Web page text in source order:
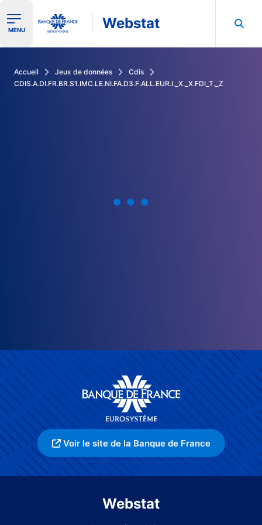
Ouvrir le menu de navigation
MENU Webstat
Accueil Jeux de données
Cdis
CDIS.A.DI.FR.BR.S1.IMC.LE.NI.FA.D3.F.ALL.EUR.I._X._X.FDI_T._Z
Voir le site de la Banque de France
Webstat